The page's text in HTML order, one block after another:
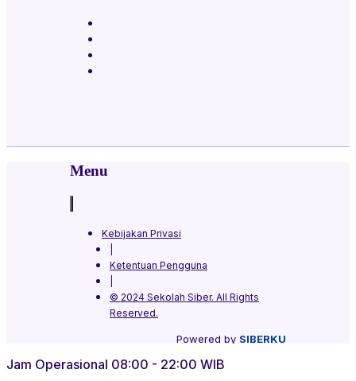
Menu
Kebijakan Privasi
Ketentuan Pengguna
© 2024 Sekolah Siber. All Rights
Reserved.​
Powered by SIBERKU
Jam Operasional 08:00 - 22:00 WIB